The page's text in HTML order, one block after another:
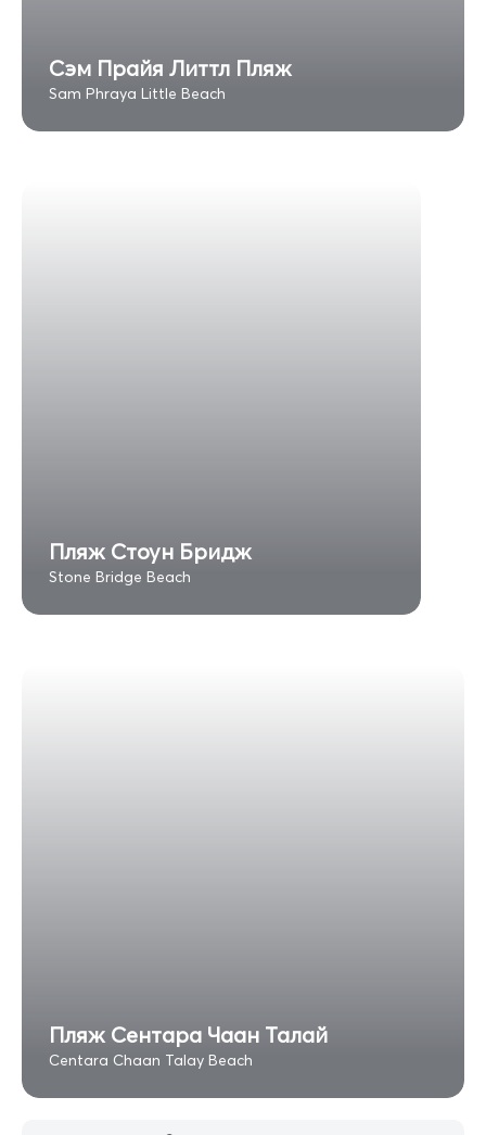
Сэм Прайя Литтл Пляж
Sam Phraya Little Beach
Пляж Стоун Бридж
Stone Bridge Beach
Пляж Сентара Чаан Талай
Centara Chaan Talay Beach